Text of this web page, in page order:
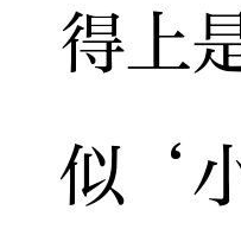
得上
似‘